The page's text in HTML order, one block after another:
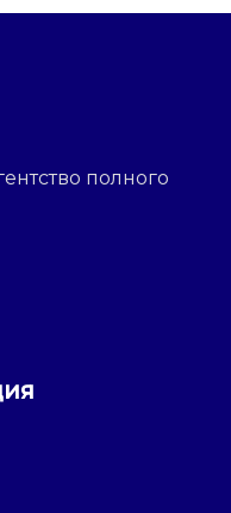
полного